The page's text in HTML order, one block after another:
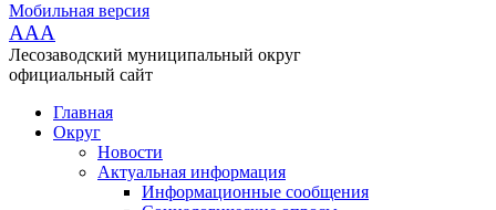
Мобильная версия
AAA
Лесозаводский муниципальный округ
официальный сайт
Главная
Округ
Новости
Актуальная информация
Информационные сообщения